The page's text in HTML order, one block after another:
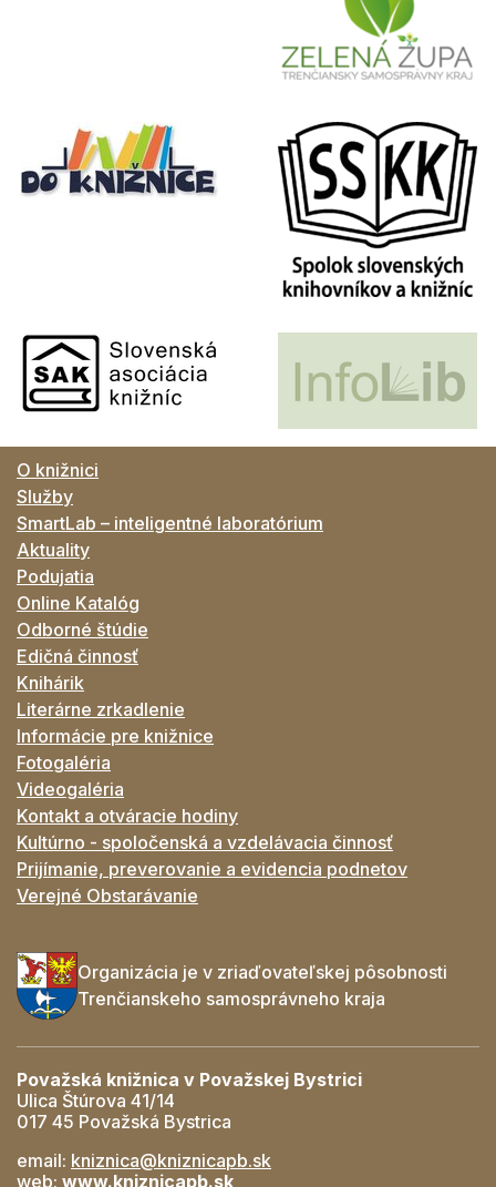
O knižnici
Služby
SmartLab – inteligentné laboratórium
Aktuality
Podujatia
Online Katalóg
Odborné štúdie
Edičná činnosť
Knihárik
Literárne zrkadlenie
Informácie pre knižnice
Fotogaléria
Videogaléria
Kontakt a otváracie hodiny
Kultúrno - spoločenská a vzdelávacia činnosť
Prijímanie, preverovanie a evidencia podnetov
Verejné Obstarávanie
Organizácia je v zriaďovateľskej pôsobnosti
Trenčianskeho samosprávneho kraja
Považská knižnica v Považskej Bystrici
Ulica Štúrova 41/14
017 45 Považská Bystrica
email: kniznica@kniznicapb.sk
web: www.kniznicapb.sk